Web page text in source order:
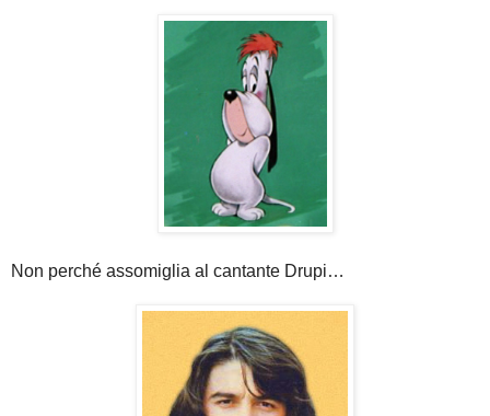
Non perché assomiglia al cantante Drupi…